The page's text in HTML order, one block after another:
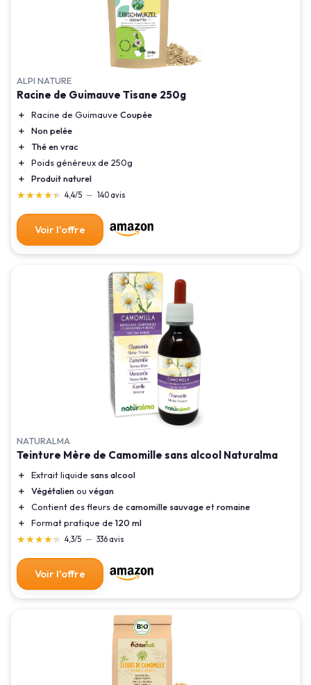
ALPI NATURE
Racine de Guimauve Tisane 250g
＋ Racine de Guimauve Coupée
＋
Non pelée
＋
Thé en vrac
＋
Poids généreux de 250g
＋
Produit naturel
★★★★★
★★★★★ 4,4/5 — 140 avis
Voir l'offre
NATURALMA
Teinture Mère de Camomille sans alcool Naturalma
＋ Extrait liquide sans alcool
＋
Végétalienou végan
＋
Contient des fleurs de camomille sauvageetromaine
＋
Format pratique de120 ml
★★★★★
★★★★★ 4,3/5 — 336 avis
Voir l'offre